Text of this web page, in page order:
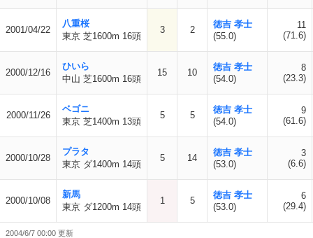
2001/04/22
八重桜
東京 芝1600m 16頭
3 2
徳吉 孝士
(55.0)
11
(71.6)
2000/12/16
ひいら
中山 芝1600m 16頭
15 10
徳吉 孝士
(54.0)
8
(23.3)
2000/11/26
ベゴニ
東京 芝1400m 13頭
5 5
徳吉 孝士
(54.0)
9
(61.6)
2000/10/28
プラタ
東京 ダ1400m 14頭
5 14
徳吉 孝士
(53.0)
3
(6.6)
2000/10/08
新馬
東京 ダ1200m 14頭
1 5
徳吉 孝士
(53.0)
6
(29.4)
2004/6/7 00:00 更新